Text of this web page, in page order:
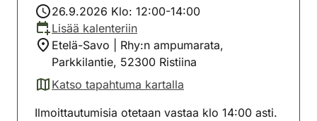
26.9.2026 Klo: 12:00-14:00
Lisää kalenteriin
Etelä-Savo | Rhy:n ampumarata,
Parkkilantie, 52300 Ristiina
Katso tapahtuma kartalla
(avautuu uuteen välilehteen)
Ilmoittautumisia otetaan vastaa klo 14:00 asti.